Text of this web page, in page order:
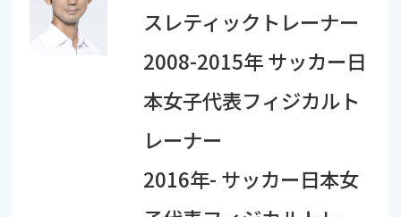
スレティックトレーナー
2008-2015年 サッカー日
本女子代表フィジカルト
レーナー
2016年- サッカー日本女